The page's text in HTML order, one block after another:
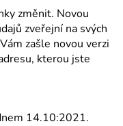
změnit. Novou
zveřejní na svých
zašle novou verzi
kterou jste
14.10:2021.